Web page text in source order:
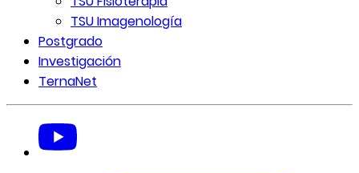
TSU Imagenología
Postgrado
Investigación
TernaNet